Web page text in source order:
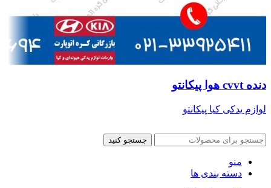
دنده cvvt هوا پیکانتو
لوازم یدکی کیا پیکانتو
جستجو کنید
منو
دسته بندی ها